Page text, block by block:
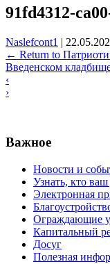
91fd4312-
Naslefcont1 |
← Return to
Введенском
‹
›
Важное
Новости и
Узнать, кто ваш
Электронная
Ограждающие
Капитальный
Досуг
Полезная